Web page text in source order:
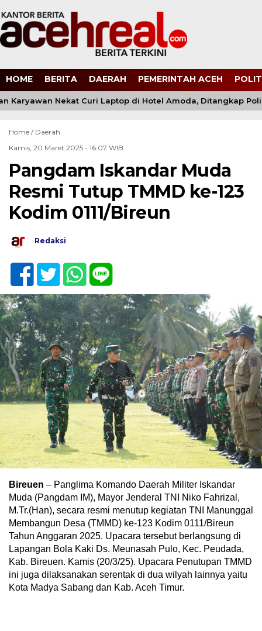
HOME BERITA DAERAH PEMERINTAH ACEH
Nekat Curi Laptop di Hotel Amoda, Ditangkap Polisi
Home / Daerah
Kamis, 20 Maret 2025 - 16:07 WIB
Pangdam Iskandar Muda
Resmi Tutup TMMD ke-123
Kodim 0111/Bireun
Redaksi
Bireuen – Panglima Komando Daerah Militer Iskandar
Muda (Pangdam IM), Mayor Jenderal TNI Niko Fahrizal,
M.Tr.(Han), secara resmi menutup kegiatan TNI Manunggal
Membangun Desa (TMMD) ke-123 Kodim 0111/Bireun
Tahun Anggaran 2025. Upacara tersebut berlangsung di
Lapangan Bola Kaki Ds. Meunasah Pulo, Kec. Peudada,
Kab. Bireuen. Kamis (20/3/25). Upacara Penutupan TMMD
ini juga dilaksanakan serentak di dua wilyah lainnya yaitu
Kota Madya Sabang dan Kab. Aceh Timur.